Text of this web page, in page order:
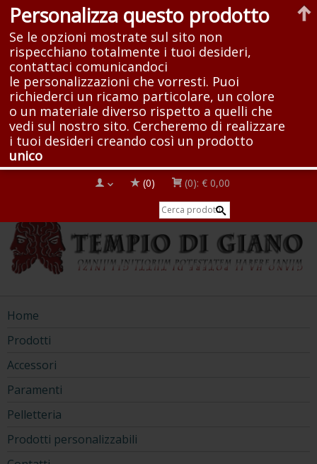
(0) (0): € 0,00
Home
Prodotti
Accessori
Paramenti
Pelletteria
Prodotti personalizzabili
Personalizza questo prodotto
Se le opzioni mostrate sul sito non
rispecchiano totalmente i tuoi desideri,
contattaci comunicandoci
le personalizzazioni che vorresti. Puoi
richiederci un ricamo particolare, un colore
o un materiale diverso rispetto a quelli che
vedi sul nostro sito. Cercheremo di realizzare
i tuoi desideri creando così un prodotto
unico